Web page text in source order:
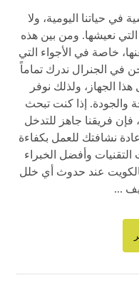
في حياتنا اليومية، ولا
نعيشها. ومن بين هذه
خاصة في الأجواء التي
في الجنرال ندرك تماماً
الجهاز، ولذلك نوفر
إذا كنت تبحث
فريقنا جاهز للتدخل
نشافتك للعمل بكفاءة
وأفضل الخبراء
عند حدوث أي خلل
...